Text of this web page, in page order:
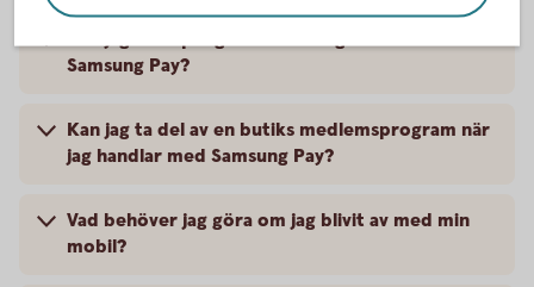
Kan jag ta ut pengar ur en uttagsautomat med
Samsung Pay?
Kan jag ta del av en butiks medlemsprogram när
jag handlar med Samsung Pay?
Vad behöver jag göra om jag blivit av med min
mobil?